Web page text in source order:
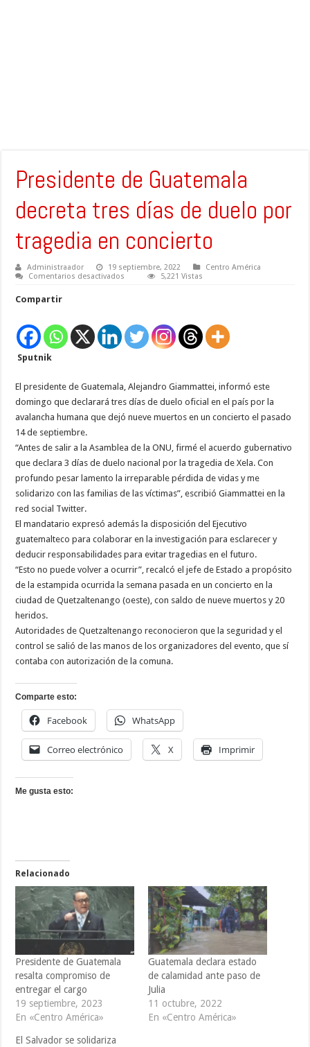
Presidente de Guatemala
decreta tres días de duelo por
tragedia en concierto
Administraador 19 septiembre, 2022
Centro América
Comentarios desactivados
días
de
duelo
concierto
5,221 Vistas
Compartir
Sputnik
El presidente de Guatemala, Alejandro Giammattei, informó este
domingo que declarará tres días de duelo oficial en el país por la
avalancha humana que dejó nueve muertos en un concierto el pasado
14 de septiembre.
“Antes de salir a la Asamblea de la ONU, firmé el acuerdo gubernativo
que declara 3 días de duelo nacional por la tragedia de Xela. Con
profundo pesar lamento la irreparable pérdida de vidas y me
solidarizo con las familias de las víctimas”, escribió Giammattei en la
red social Twitter.
El mandatario expresó además la disposición del Ejecutivo
guatemalteco para colaborar en la investigación para esclarecer y
deducir responsabilidades para evitar tragedias en el futuro.
“Esto no puede volver a ocurrir”, recalcó el jefe de Estado a propósito
de la estampida ocurrida la semana pasada en un concierto en la
ciudad de Quetzaltenango (oeste), con saldo de nueve muertos y 20
heridos.
Autoridades de Quetzaltenango reconocieron que la seguridad y el
control se salió de las manos de los organizadores del evento, que sí
contaba con autorización de la comuna.
Comparte esto:
Facebook WhatsApp
Correo electrónico X Imprimir
Me gusta esto:
Relacionado
Presidente de Guatemala
resalta compromiso de
entregar el cargo
19 septiembre, 2023
En «Centro América»
Guatemala declara estado
de calamidad ante paso de
Julia
11 octubre, 2022
En «Centro América»
El Salvador se solidariza